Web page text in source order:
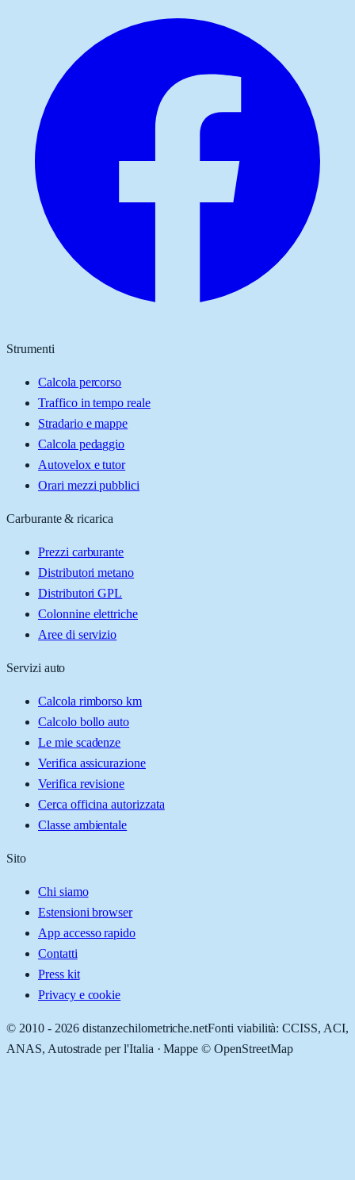
Strumenti
Calcola percorso
Traffico in tempo reale
Stradario e mappe
Calcola pedaggio
Autovelox e tutor
Orari mezzi pubblici
Carburante & ricarica
Prezzi carburante
Distributori metano
Distributori GPL
Colonnine elettriche
Aree di servizio
Servizi auto
Calcola rimborso km
Calcolo bollo auto
Le mie scadenze
Verifica assicurazione
Verifica revisione
Cerca officina autorizzata
Classe ambientale
Sito
Chi siamo
Estensioni browser
App accesso rapido
Contatti
Press kit
Privacy e cookie
© 2010 - 2026 distanzechilometriche.netFonti viabilità: CCISS, ACI,
ANAS, Autostrade per l'Italia · Mappe © OpenStreetMap